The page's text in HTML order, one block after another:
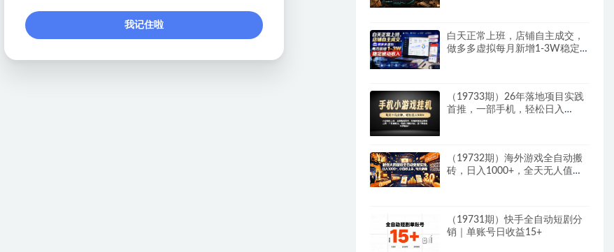
白天正常上班，店铺自主成交，
做多多虚拟每月新增1-3W稳定
（19733期）26年落地项目实践
首推，一部手机，轻松日入
（19732期）海外游戏全自动搬
砖，日入1000+，全天无人值
（19731期）快手全自动短剧分
销｜单账号日收益15+
我记住啦